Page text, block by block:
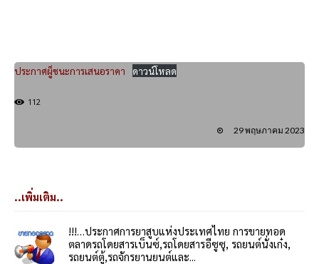
ประกาศผู็ชนะการเสนอราคา ดาวน์โหลด
112
29 พฤษภาคม 2023
..เพิ่มเติม..
!!!…ประกาศการยาสูบแห่งประเทศไทย การขายทอด
ตลาดรถโดยสารเบ็นซ์,รถโดยสารอีซูซุ, รถยนต์นั่งเก๋ง,
รถยนต์ตู้,รถจักรยานยนต์และ...